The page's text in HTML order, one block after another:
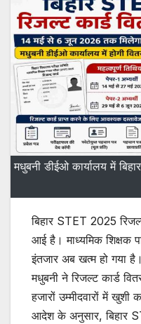
मधुबनी डीईओ कार्यालय में
बिहार STET 2025
आई है। माध्यमिक शिक्षक
इंतजार अब खत्म हो गया है।
मधुबनी ने रिजल्ट कार्ड
हजारों उम्मीदवारों में खुशी
आदेश के अनुसार, बिहार